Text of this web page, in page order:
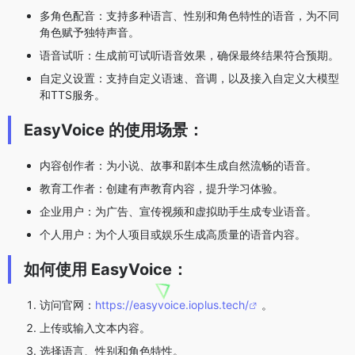
多角色配音：支持多种语言、性别和角色特性的语音，为不同
角色赋予独特声音。
语音试听：生成前可试听语音效果，确保最终结果符合预期。
自定义设置：支持自定义语速、音调，以及接入自定义大模型
和TTS服务。
EasyVoice 的使用场景：
内容创作者：为小说、故事和剧本生成自然流畅的语音。
教育工作者：创建有声教育内容，提升学习体验。
企业用户：为广告、宣传视频和虚拟助手生成专业语音。
个人用户：为个人项目或娱乐生成高质量的语音内容。
如何使用 EasyVoice：
访问官网： https://easyvoice.ioplus.tech/
。
上传或输入文本内容。
选择语言、性别和角色特性。